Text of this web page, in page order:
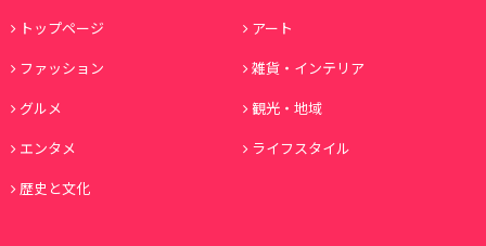
トップページ
アート
ファッション
雑貨・インテリア
グルメ
観光・地域
エンタメ
ライフスタイル
歴史と文化